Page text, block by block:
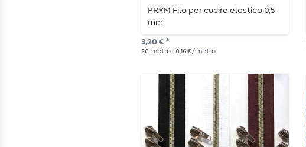
PRYM Filo per cucire elastico 0,5
mm
3,20 € *
20 metro | 0,16 € / metro